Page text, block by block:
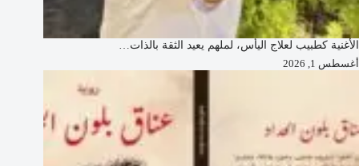
الأغنية كطبيب لعلاج اليأس، لملهم يعيد الثقة بالذات…
أغسطس 1, 2026